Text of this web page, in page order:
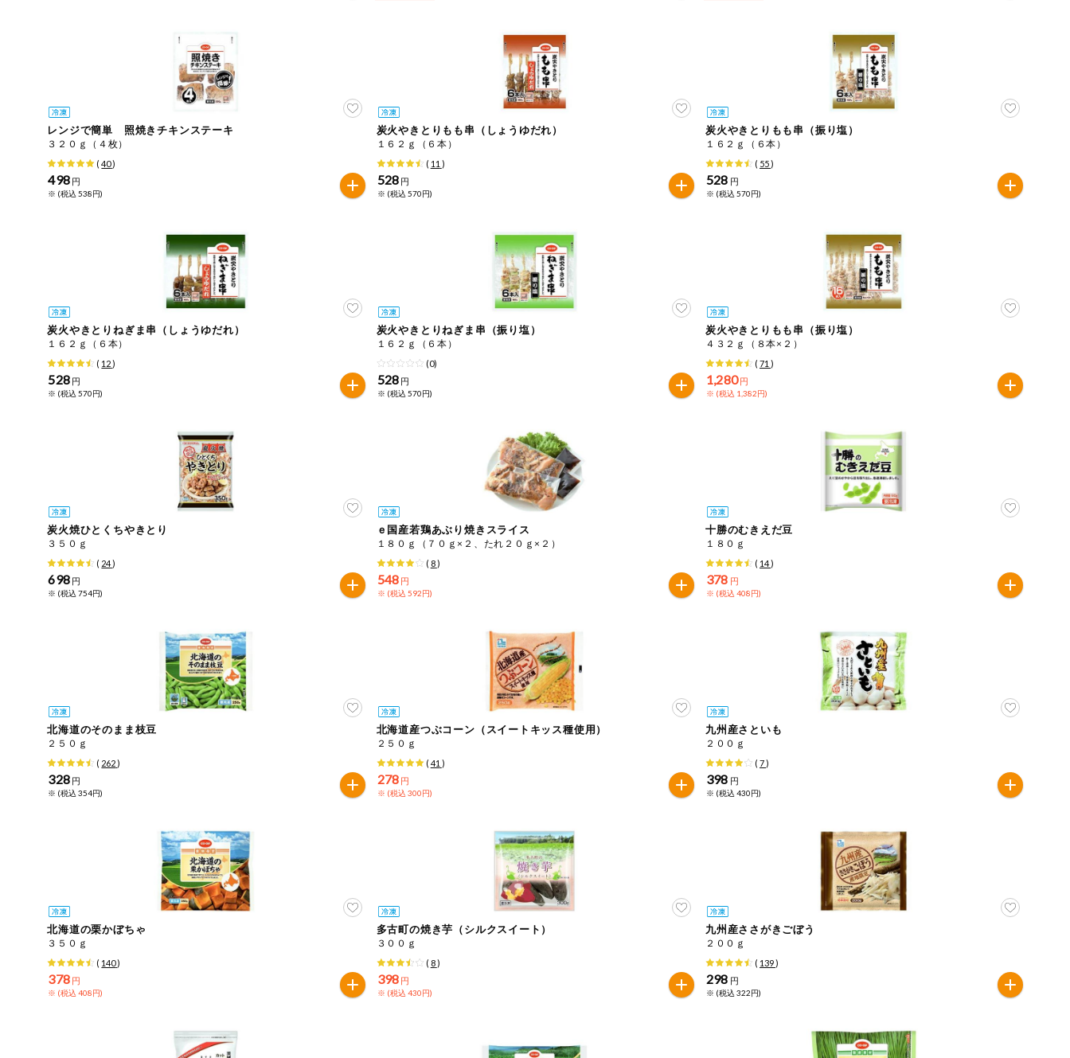
オーガニック
ベビー・キッ
ズ関連
エシカル
健康志向食品
レンジで簡単 照焼きチキンステーキ
３２０ｇ（４枚）
(40)
498 円
※ (税込 538円)
炭火やきとりもも串（しょうゆだれ）
１６２ｇ（６本）
( 11 )
528 円
※ (税込 570円)
炭火やきとりもも串（振り塩）
１６２ｇ（６本）
( 55)
528 円
※ (税込 570円)
炭火やきとりねぎま串（しょうゆだれ）
１６２ｇ（６本）
( 12)
528 円
※ (税込 570円)
炭火やきとりねぎま串（振り塩）
１６２ｇ（６本）
(0)
528 円
※ (税込 570円)
炭火やきとりもも串（振り塩）
４３２ｇ（８本×２）
(71 )
1,280 円
※ (税込 1,382円)
炭火焼ひとくちやきとり
３５０ｇ
( 24)
698 円
※ (税込 754円)
ｅ国産若鶏あぶり焼きスライス
１８０ｇ（７０ｇ×２、たれ２０ｇ×２）
( 8)
548 円
※ (税込 592円)
十勝のむきえだ豆
１８０ｇ
( 14)
378 円
※ (税込 408円)
北海道のそのまま枝豆
２５０ｇ
( 262)
328 円
※ (税込 354円)
北海道産つぶコーン（スイートキッス種使用）
２５０ｇ
( 41 )
278 円
※ (税込 300円)
九州産さといも
２００ｇ
(7)
398 円
※ (税込 430円)
北海道の栗かぼちゃ
３５０ｇ
( 140)
378 円
※ (税込 408円)
多古町の焼き芋（シルクスイート）
３００ｇ
( 8)
398 円
※ (税込 430円)
九州産ささがきごぼう
２００ｇ
( 139)
298 円
※ (税込 322円)